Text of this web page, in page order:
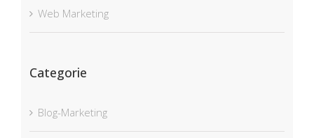
Web Marketing
Categorie
Blog-Marketing